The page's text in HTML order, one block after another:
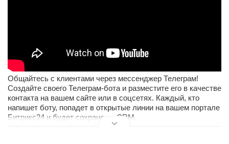
Общайтесь с клиентами через мессенджер Телеграм!
Создайте своего Телеграм-бота и разместите его в качестве
контакта на вашем сайте или в соцсетях. Каждый, кто
напишет боту, попадет в открытые линии на вашем портале
Битрикс24 и будет сохранен в CRM.
Для настройки интеграции не требуются навыки